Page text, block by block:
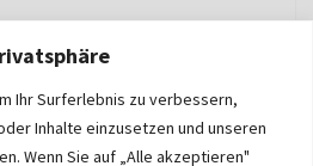
Ihr Surferlebnis zu verbessern,
Inhalte einzusetzen und unseren
Wenn Sie auf „Alle akzeptieren"